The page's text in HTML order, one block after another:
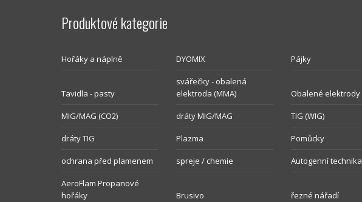
Produktové kategorie
Hořáky a náplně DYOMIX Pájky
Tavidla - pasty
svářečky - obalená
elektroda (MMA)
Obalené elektrody
MIG/MAG (CO2) dráty MIG/MAG TIG (WIG)
dráty TIG Plazma Pomůcky
ochrana před plamenem spreje / chemie Autogenní technika
AeroFlam Propanové
hořáky
Brusivo řezné nářadí